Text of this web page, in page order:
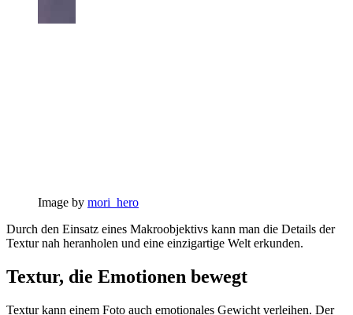
Image by mori_hero
Durch den Einsatz eines Makroobjektivs kann man die Details der
Textur nah heranholen und eine einzigartige Welt erkunden.
Textur, die Emotionen bewegt
Textur kann einem Foto auch emotionales Gewicht verleihen. Der